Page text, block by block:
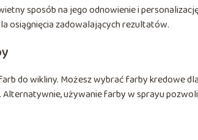
sposób na jego odnowienie i
osiągnięcia zadowalających rezultatów.
do wikliny. Możesz wybrać farby kredowe
używanie farby w sprayu